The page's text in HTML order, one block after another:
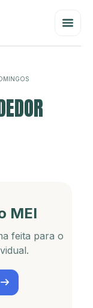
MEI
feita para o